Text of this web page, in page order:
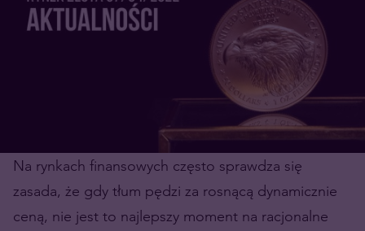
Na rynkach finansowych często sprawdza się
zasada, że gdy tłum pędzi za rosnącą dynamicznie
ceną, nie jest to najlepszy moment na racjonalne